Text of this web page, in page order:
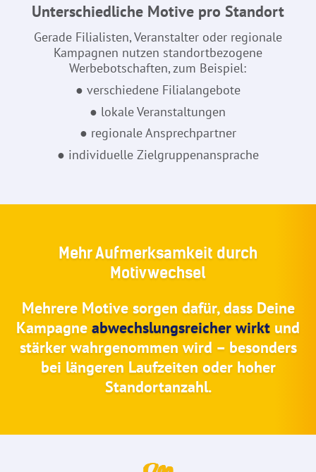
Unterschiedliche Motive pro Standort
Gerade Filialisten, Veranstalter oder regionale
Kampagnen nutzen standortbezogene
Werbebotschaften, zum Beispiel:
● verschiedene Filialangebote
● lokale Veranstaltungen
● regionale Ansprechpartner
● individuelle Zielgruppenansprache
Mehr Aufmerksamkeit durch
Motivwechsel
Mehrere Motive sorgen dafür, dass Deine
Kampagne abwechslungsreicher wirkt und
stärker wahrgenommen wird – besonders
bei längeren Laufzeiten oder hoher
Standortanzahl.